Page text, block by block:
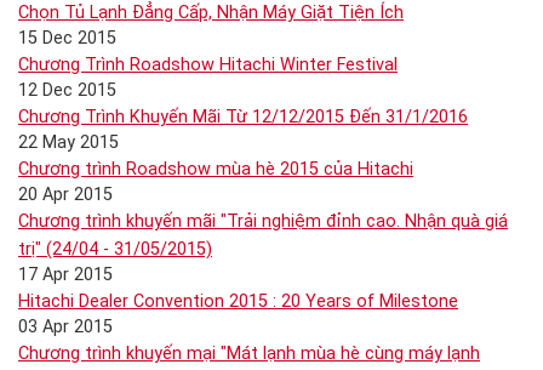
Chọn Tủ Lạnh Đẳng Cấp, Nhận Máy Giặt Tiện Ích
15 Dec 2015
Chương Trình Roadshow Hitachi Winter Festival
12 Dec 2015
Chương Trình Khuyến Mãi Từ 12/12/2015 Đến 31/1/2016
22 May 2015
Chương trình Roadshow mùa hè 2015 của Hitachi
20 Apr 2015
Chương trình khuyến mãi "Trải nghiệm đỉnh cao. Nhận quà giá
trị" (24/04 - 31/05/2015)
17 Apr 2015
Hitachi Dealer Convention 2015 : 20 Years of Milestone
03 Apr 2015
Chương trình khuyến mại "Mát lạnh mùa hè cùng máy lạnh